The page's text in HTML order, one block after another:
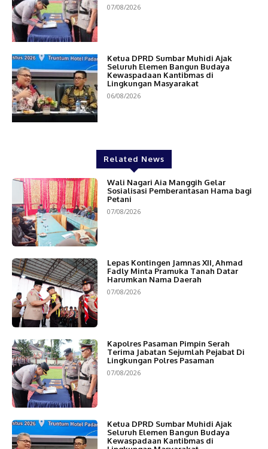
07/08/2026
Ketua DPRD Sumbar Muhidi Ajak
Seluruh Elemen Bangun Budaya
Kewaspadaan Kantibmas di
Lingkungan Masyarakat
06/08/2026
Related News
Wali Nagari Aia Manggih Gelar
Sosialisasi Pemberantasan Hama bagi
Petani
07/08/2026
Lepas Kontingen Jamnas XII, Ahmad
Fadly Minta Pramuka Tanah Datar
Harumkan Nama Daerah
07/08/2026
Kapolres Pasaman Pimpin Serah
Terima Jabatan Sejumlah Pejabat Di
Lingkungan Polres Pasaman
07/08/2026
Ketua DPRD Sumbar Muhidi Ajak
Seluruh Elemen Bangun Budaya
Kewaspadaan Kantibmas di